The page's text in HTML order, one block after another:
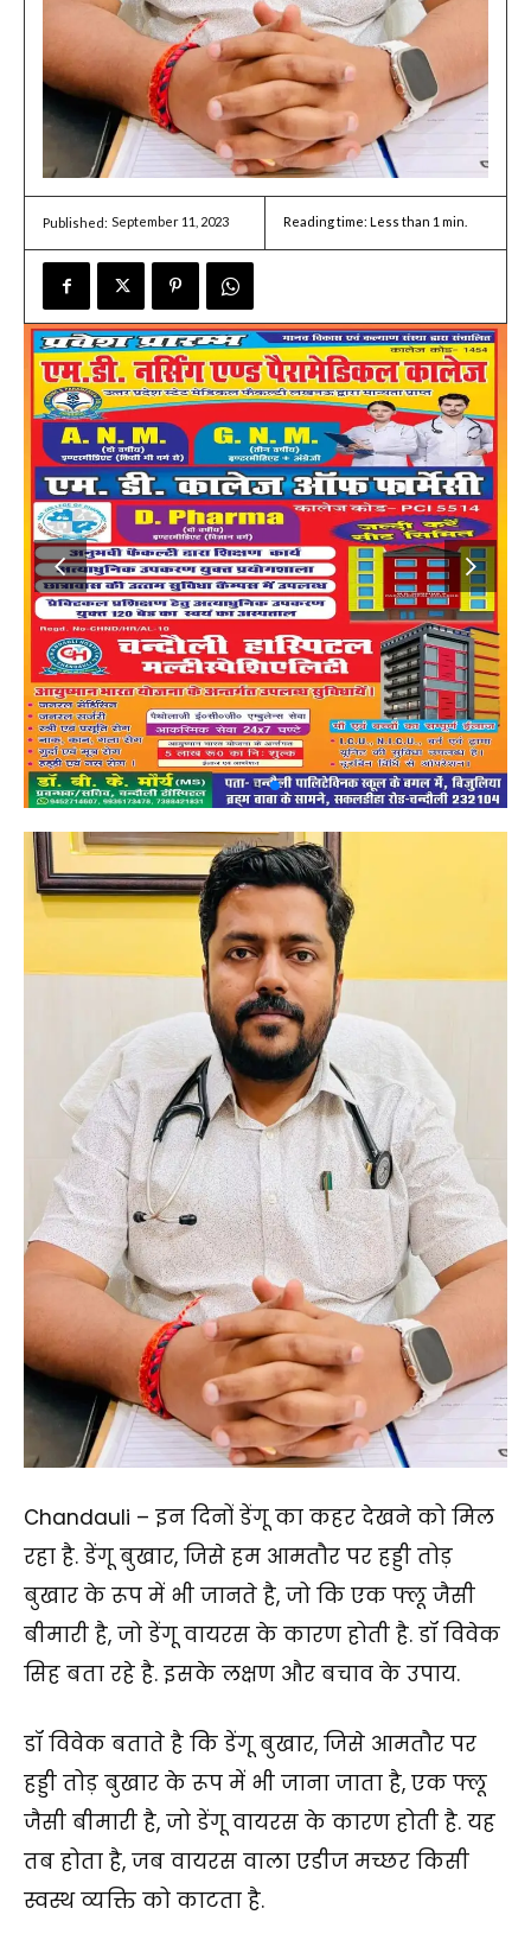
Published: September 11, 2023 Reading time: Less than 1min.
Chandauli – इन दिनों डेंगू का कहर देखने को मिल
रहा है. डेंगू बुखार, जिसे हम आमतौर पर हड्डी तोड़
बुखार के रूप में भी जानते है, जो कि एक फ्लू जैसी
बीमारी है, जो डेंगू वायरस के कारण होती है. डॉ विवेक
सिह बता रहे है. इसके लक्षण और बचाव के उपाय.
डॉ विवेक बताते है कि डेंगू बुखार, जिसे आमतौर पर
हड्डी तोड़ बुखार के रूप में भी जाना जाता है, एक फ्लू
जैसी बीमारी है, जो डेंगू वायरस के कारण होती है. यह
तब होता है, जब वायरस वाला एडीज मच्छर किसी
स्वस्थ व्यक्ति को काटता है.